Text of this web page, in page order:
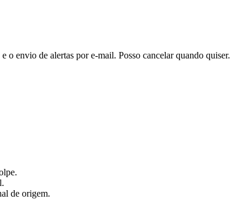
envio de alertas por e-mail. Posso cancelar quando quiser.
de origem.